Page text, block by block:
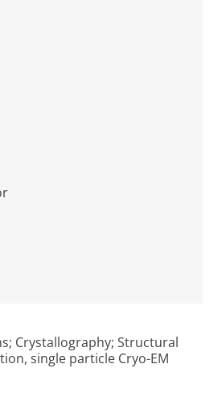
Crystallography; Structural
single particle Cryo-EM